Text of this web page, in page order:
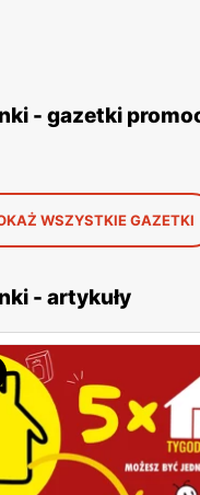
- gazetki
WSZYSTKIE GAZETKI
- artykuły